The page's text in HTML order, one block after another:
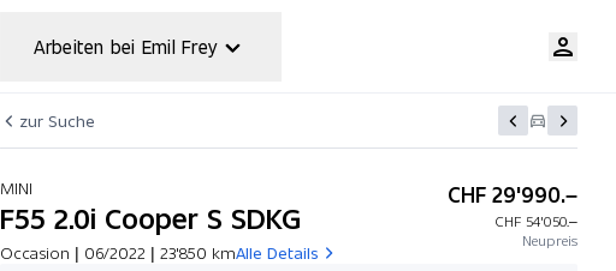
Arbeiten bei Emil Frey
zur Suche
MINI
F55 2.0i Cooper S SDKG
Occasion | 06/2022 | 23'850 kmAlle Details
CHF 29'990.–
CHF 54'050.–
Neupreis